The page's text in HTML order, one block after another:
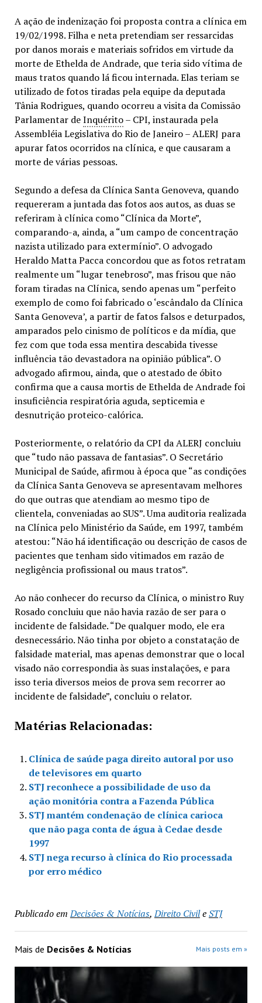
A ação de indenização foi proposta contra a clínica em
19/02/1998. Filha e neta pretendiam ser ressarcidas
por danos morais e materiais sofridos em virtude da
morte de Ethelda de Andrade, que teria sido vítima de
maus tratos quando lá ficou internada. Elas teriam se
utilizado de fotos tiradas pela equipe da deputada
Tânia Rodrigues, quando ocorreu a visita da Comissão
Parlamentar deInquérito– CPI, instaurada pela
Assembléia Legislativa do Rio de Janeiro – ALERJ para
apurar fatos ocorridos na clínica, e que causaram a
morte de várias pessoas.
Segundo a defesa da Clínica Santa Genoveva, quando
requereram a juntada das fotos aos autos, as duas se
referiram à clínica como “Clínica da Morte”,
comparando-a, ainda, a “um campo de concentração
nazista utilizado para extermínio”. O advogado
Heraldo Matta Pacca concordou que as fotos retratam
realmente um “lugar tenebroso”, mas frisou que não
foram tiradas na Clínica, sendo apenas um “perfeito
exemplo de como foi fabricado o ‘escândalo da Clínica
Santa Genoveva’, a partir de fatos falsos e deturpados,
amparados pelo cinismo de políticos e da mídia, que
fez com que toda essa mentira descabida tivesse
influência tão devastadora na opinião pública”. O
advogado afirmou, ainda, que o atestado de óbito
confirma que a causa mortis de Ethelda de Andrade foi
insuficiência respiratória aguda, septicemia e
desnutrição proteico-calórica.
Posteriormente, o relatório da CPI da ALERJ concluiu
que “tudo não passava de fantasias”. O Secretário
Municipal de Saúde, afirmou à época que “as condições
da Clínica Santa Genoveva se apresentavam melhores
do que outras que atendiam ao mesmo tipo de
clientela, conveniadas ao SUS”. Uma auditoria realizada
na Clínica pelo Ministério da Saúde, em 1997, também
atestou: “Não há identificação ou descrição de casos de
pacientes que tenham sido vitimados em razão de
negligência profissional ou maus tratos”.
Ao não conhecer do recurso da Clínica, o ministro Ruy
Rosado concluiu que não havia razão de ser para o
incidente de falsidade. “De qualquer modo, ele era
desnecessário. Não tinha por objeto a constatação de
falsidade material, mas apenas demonstrar que o local
visado não correspondia às suas instalações, e para
isso teria diversos meios de prova sem recorrer ao
incidente de falsidade”, concluiu o relator.
Matérias Relacionadas:
Clínica de saúde paga direito autoral por uso
de televisores em quarto
STJ reconhece a possibilidade de uso da
ação monitória contra a Fazenda Pública
STJ mantém condenação de clínica carioca
que não paga conta de água à Cedae desde
1997
STJ nega recurso à clínica do Rio processada
por erro médico
Publicado em Decisões & Notícias,Direito CivileSTJ
Mais de Decisões & Notícias Mais posts em »